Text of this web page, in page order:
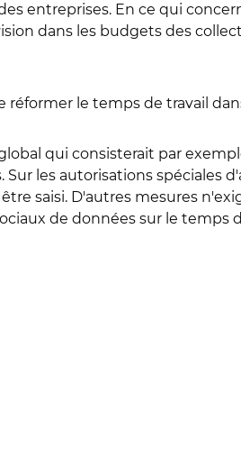
entreprises. En ce qui
dans les budgets des
réformer le temps de travail
qui consisterait par
les autorisations spéciales
saisi. D'autres mesures
de données sur le